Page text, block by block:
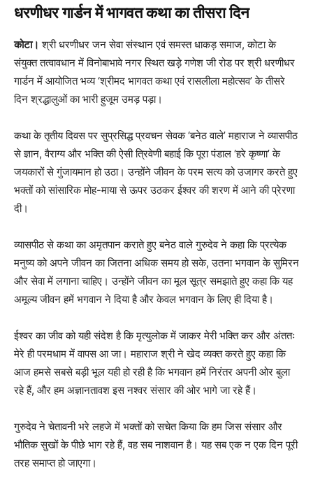
धरणीधर गार्डन में भागवत कथा का तीसरा दिन
कोटा। श्री धरणीधर जन सेवा संस्थान एवं समस्त धाकड़ समाज, कोटा के
संयुक्त तत्वावधान में विनोबाभावे नगर स्थित खड़े गणेश जी रोड पर श्री धरणीधर
गार्डन में आयोजित भव्य ‘श्रीमद भागवत कथा एवं रासलीला महोत्सव’ के तीसरे
दिन श्रद्धालुओं का भारी हुजूम उमड़ पड़ा।
कथा के तृतीय दिवस पर सुप्रसिद्ध प्रवचन सेवक ‘बनेठ वाले’ महाराज ने व्यासपीठ
से ज्ञान, वैराग्य और भक्ति की ऐसी त्रिवेणी बहाई कि पूरा पंडाल ‘हरे कृष्णा’ के
जयकारों से गुंजायमान हो उठा। उन्होंने जीवन के परम सत्य को उजागर करते हुए
भक्तों को सांसारिक मोह-माया से ऊपर उठकर ईश्वर की शरण में आने की प्रेरणा
दी।
व्यासपीठ से कथा का अमृतपान कराते हुए बनेठ वाले गुरुदेव ने कहा कि प्रत्येक
मनुष्य को अपने जीवन का जितना अधिक समय हो सके, उतना भगवान के सुमिरन
और सेवा में लगाना चाहिए। उन्होंने जीवन का मूल सूत्र समझाते हुए कहा कि यह
अमूल्य जीवन हमें भगवान ने दिया है और केवल भगवान के लिए ही दिया है।
ईश्वर का जीव को यही संदेश है कि मृत्युलोक में जाकर मेरी भक्ति कर और अंततः
मेरे ही परमधाम में वापस आ जा। महाराज श्री ने खेद व्यक्त करते हुए कहा कि
आज हमसे सबसे बड़ी भूल यही हो रही है कि भगवान हमें निरंतर अपनी ओर बुला
रहे हैं, और हम अज्ञानतावश इस नश्वर संसार की ओर भागे जा रहे हैं।
गुरुदेव ने चेतावनी भरे लहजे में भक्तों को सचेत किया कि हम जिस संसार और
भौतिक सुखों के पीछे भाग रहे हैं, वह सब नाशवान है। यह सब एक न एक दिन पूरी
तरह समाप्त हो जाएगा।